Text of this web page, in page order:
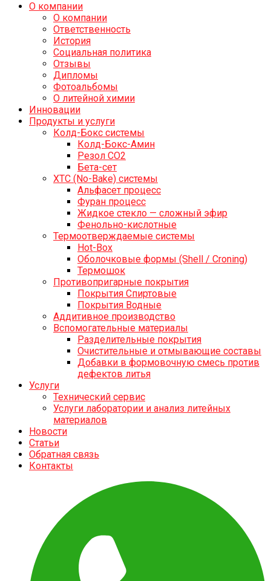
О компании
О компании
Ответственность
История
Социальная политика
Отзывы
Дипломы
Фотоальбомы
О литейной химии
Инновации
Продукты и услуги
Колд-Бокс системы
Колд-Бокс-Амин
Резол СО2
Бета-сет
ХТС (No-Bake) системы
Альфасет процесс
Фуран процесс
Жидкое стекло — сложный эфир
Фенольно-кислотные
Термоотверждаемые системы
Hot-Box
Оболочковые формы (Shell / Croning)
Термошок
Противопригарные покрытия
Покрытия Спиртовые
Покрытия Водные
Аддитивное производство
Вспомогательные материалы
Разделительные покрытия
Очистительные и отмывающие составы
Добавки в формовочную смесь против
дефектов литья
Услуги
Технический сервис
Услуги лаборатории и анализ литейных
материалов
Новости
Статьи
Обратная связь
Контакты